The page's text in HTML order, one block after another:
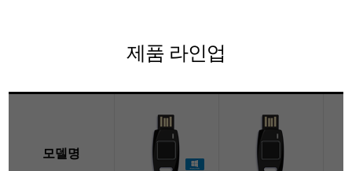
제품 라인업
모델명